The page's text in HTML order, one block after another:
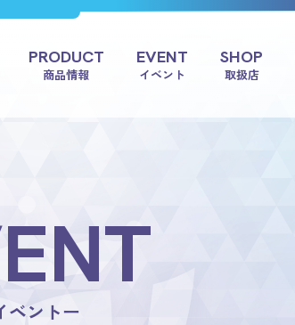
PRODUCT
商品情報
EVENT
イベント
SHOP
取扱店
ベントー